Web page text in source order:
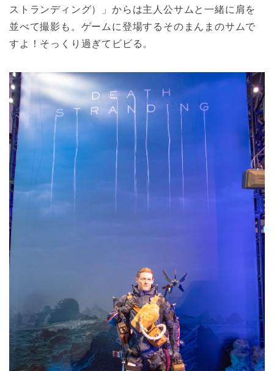
ストランディング）」からは主人公サムと一緒に肩を
並べて撮影も。ゲームに登場するそのまんまのサムで
すよ！そっくり過ぎてビビる。